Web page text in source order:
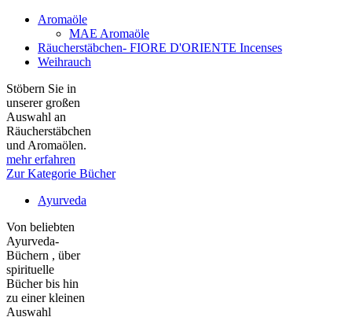
Aromaöle
MAE Aromaöle
Räucherstäbchen- FIORE D'ORIENTE Incenses
Weihrauch
Stöbern Sie in
unserer großen
Auswahl an
Räucherstäbchen
und Aromaölen.
mehr erfahren
Zur Kategorie Bücher
Ayurveda
Von beliebten
Ayurveda-
Büchern , über
spirituelle
Bücher bis hin
zu einer kleinen
Auswahl